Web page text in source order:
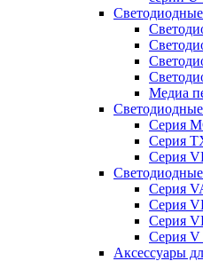
Медиа
Серия
Серия
Серия
Серия
Серия
Серия
Серия V
Аксессуары